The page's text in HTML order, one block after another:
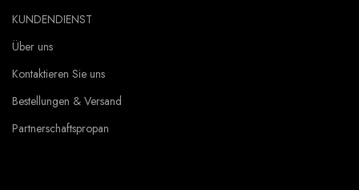
KUNDENDIENST
Über uns
Kontaktieren Sie uns
Bestellungen & Versand
Partnerschaftspropan